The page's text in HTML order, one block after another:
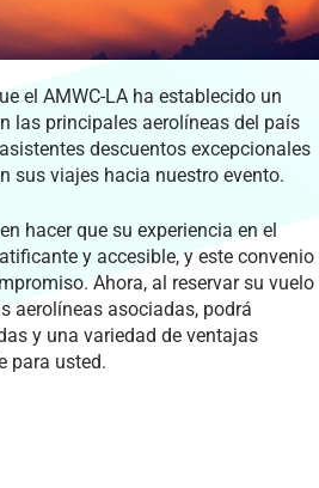
el AMWC-LA ha establecido un
las principales aerolíneas del país
descuentos excepcionales
sus viajes hacia nuestro evento.
hacer que su experiencia en el
y accesible, y este convenio
Ahora, al reservar su vuelo
aerolíneas asociadas, podrá
y una variedad de ventajas
para usted.